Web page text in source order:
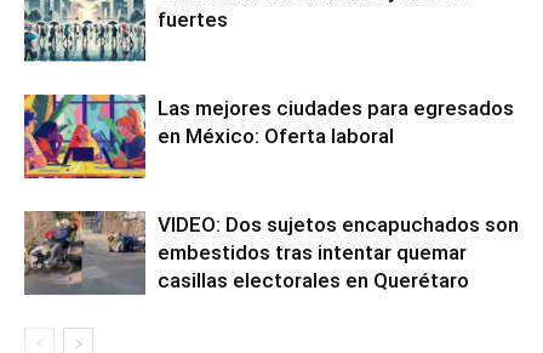
fuertes
Las mejores ciudades para egresados
en México: Oferta laboral
VIDEO: Dos sujetos encapuchados son
embestidos tras intentar quemar
casillas electorales en Querétaro